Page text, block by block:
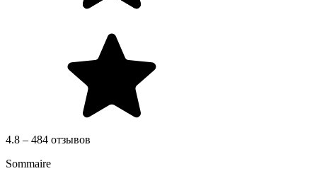
4.8 – 484 отзывов
Sommaire